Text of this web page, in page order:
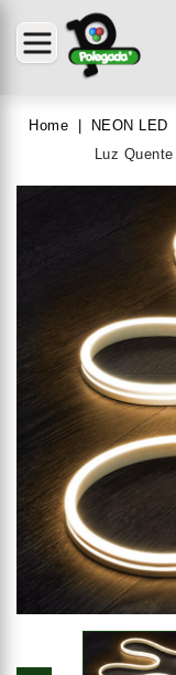
Home NEON LED
Luz